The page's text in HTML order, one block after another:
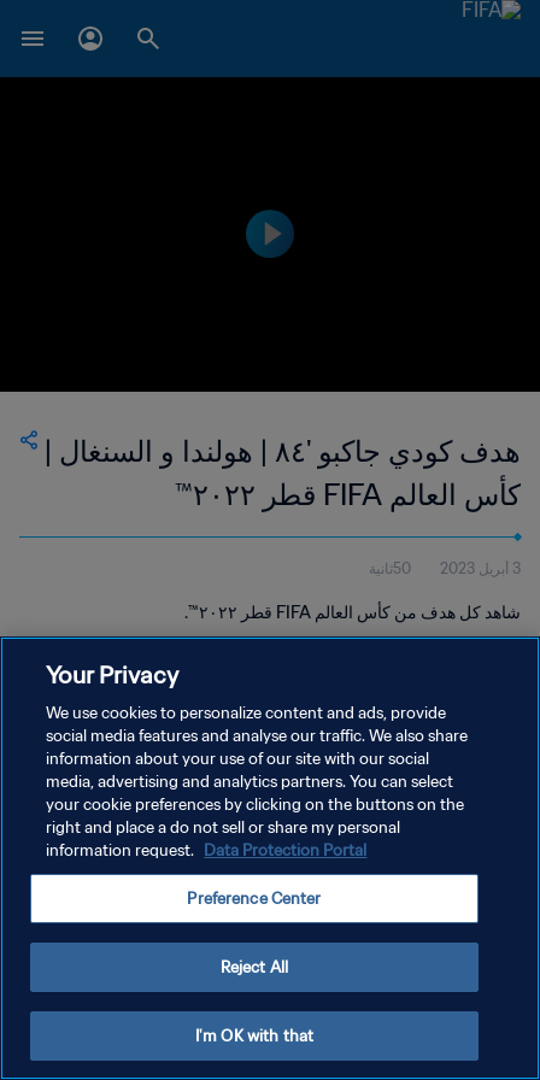
هدف كودي جاكبو '٨٤ | هولندا و السنغال |
كأس العالم FIFA قطر ٢٠٢٢™
3 أبريل 2023 50ثانية
شاهد كل هدف من كأس العالم FIFA قطر ٢٠٢٢™.
سياسة الخصوصية
شروط الخدمة
إدارة تفضيلات ملفات تعريف الارتباط
Your Privacy
We use cookies to personalize content and ads, provide
social media features and analyse our traffic. We also share
information about your use of our site with our social
media, advertising and analytics partners. You can select
your cookie preferences by clicking on the buttons on the
right and place a do not sell or share my personal
information request. Data Protection Portal
Preference Center
Reject All
I'm OK with that